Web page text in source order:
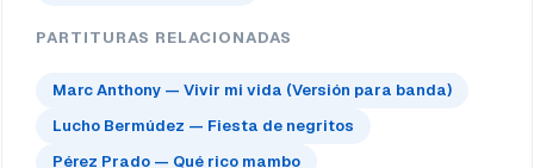
PARTITURAS RELACIONADAS
Marc Anthony — Vivir mi vida (Versión para banda)
Lucho Bermúdez — Fiesta de negritos
Pérez Prado — Qué rico mambo